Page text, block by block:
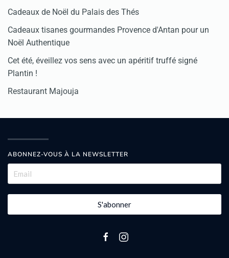
Cadeaux de Noël du Palais des Thés
Cadeaux tisanes gourmandes Provence d'Antan pour un
Noël Authentique
Cet été, éveillez vos sens avec un apéritif truffé signé
Plantin !
Restaurant Majouja
ABONNEZ-VOUS À LA NEWSLETTER
S'abonner